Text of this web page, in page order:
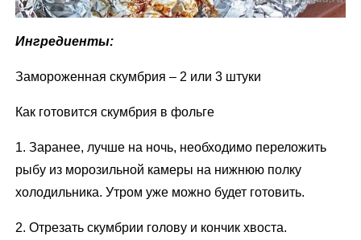
Ингредиенты:
Замороженная скумбрия – 2 или 3 штуки
Как готовится скумбрия в фольге
1. Заранее, лучше на ночь, необходимо переложить
рыбу из морозильной камеры на нижнюю полку
холодильника. Утром уже можно будет готовить.
2. Отрезать скумбрии голову и кончик хвоста.